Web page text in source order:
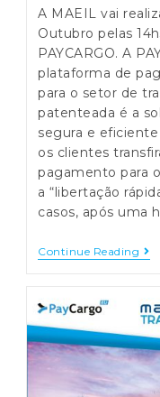
A MAEIL vai
Outubro pelas
PAYCARGO. A
plataforma de
para o setor de
patenteada é a
segura e
os clientes
pagamento para
a “libertação
casos, após uma
Continue Reading